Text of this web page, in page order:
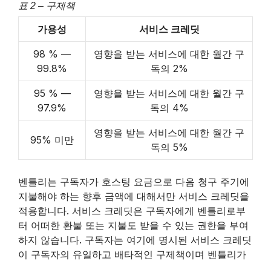
표 2 – 구제책
가용성 서비스 크레딧
98 % —
99.8%
영향을 받는 서비스에 대한 월간 구
독의 2%
95 % —
97.9%
영향을 받는 서비스에 대한 월간 구
독의 4%
95% 미만
영향을 받는 서비스에 대한 월간 구
독의 5%
빈
제
목
벤틀리는 구독자가 호스팅 요금으로 다음 청구 주기에
지불해야 하는 향후 금액에 대해서만 서비스 크레딧을
적용합니다. 서비스 크레딧은 구독자에게 벤틀리로부
터 어떠한 환불 또는 지불도 받을 수 있는 권한을 부여
하지 않습니다. 구독자는 여기에 명시된 서비스 크레딧
이 구독자의 유일하고 배타적인 구제책이며 벤틀리가